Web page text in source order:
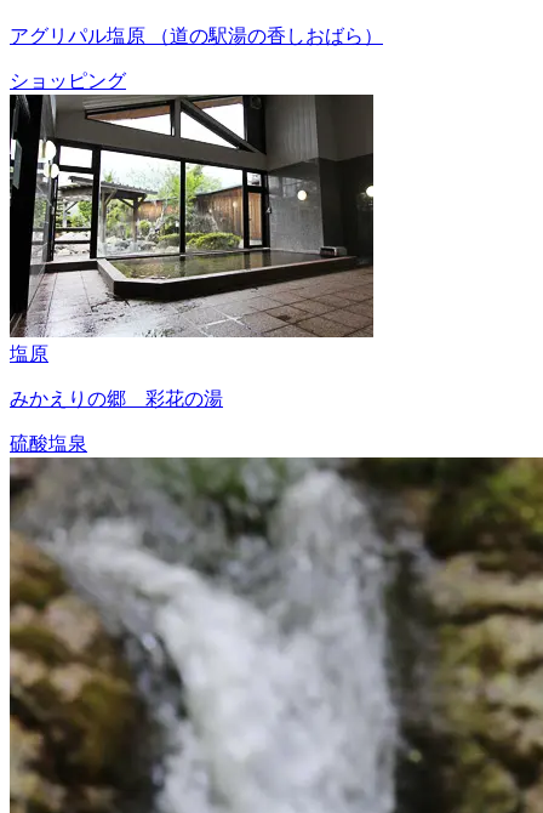
アグリパル塩原 （道の駅湯の香しおばら）
ショッピング
塩原
みかえりの郷 彩花の湯
硫酸塩泉